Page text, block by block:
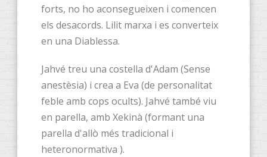
forts, no ho aconsegueixen i comencen
els desacords. Lilit marxa i es converteix
en una Diablessa.
Jahvé treu una costella d'Adam (Sense
anestèsia) i crea a Eva (de personalitat
feble amb cops ocults). Jahvé també viu
en parella, amb Xekinà (formant una
parella d'allò més tradicional i
heteronormativa ).